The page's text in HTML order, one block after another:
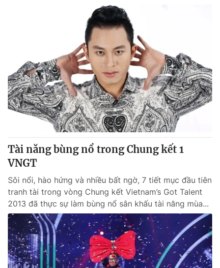
Tài năng bùng nổ trong Chung kết 1
VNGT
Sôi nổi, hào hứng và nhiều bất ngờ, 7 tiết mục đầu tiên
tranh tài trong vòng Chung kết Vietnam’s Got Talent
2013 đã thực sự làm bùng nổ sân khấu tài năng mùa...